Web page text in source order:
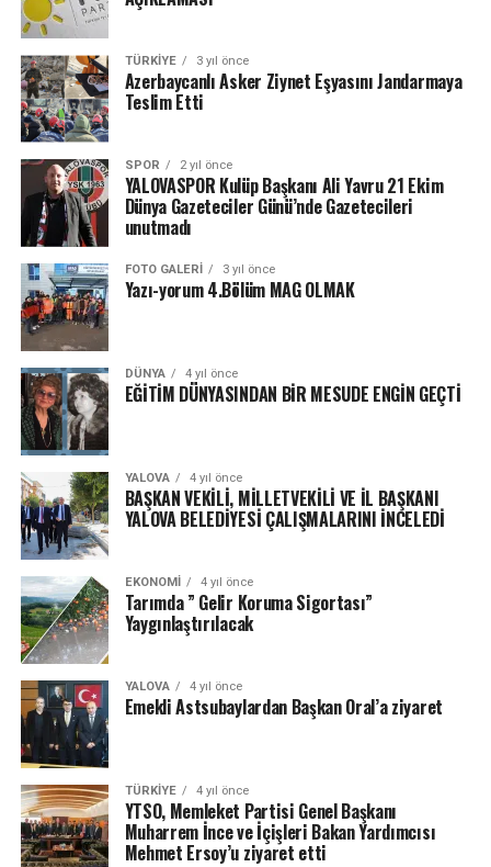
TÜRKIYE 3 yıl önce
Azerbaycanlı Asker Ziynet Eşyasını Jandarmaya
Teslim Etti
SPOR 2 yıl önce
YALOVASPOR Kulüp Başkanı Ali Yavru 21 Ekim
Dünya Gazeteciler Günü’nde Gazetecileri
unutmadı
FOTO GALERI 3 yıl önce
Yazı-yorum 4.Bölüm MAG OLMAK
DÜNYA 4 yıl önce
EĞİTİM DÜNYASINDAN BİR MESUDE ENGİN GEÇTİ
YALOVA 4 yıl önce
BAŞKAN VEKİLİ, MİLLETVEKİLİ VE İL BAŞKANI
YALOVA BELEDİYESİ ÇALIŞMALARINI İNCELEDİ
EKONOMI 4 yıl önce
Tarımda ” Gelir Koruma Sigortası”
Yaygınlaştırılacak
YALOVA 4 yıl önce
Emekli Astsubaylardan Başkan Oral’a ziyaret
TÜRKIYE 4 yıl önce
YTSO, Memleket Partisi Genel Başkanı
Muharrem İnce ve İçişleri Bakan Yardımcısı
Mehmet Ersoy’u ziyaret etti